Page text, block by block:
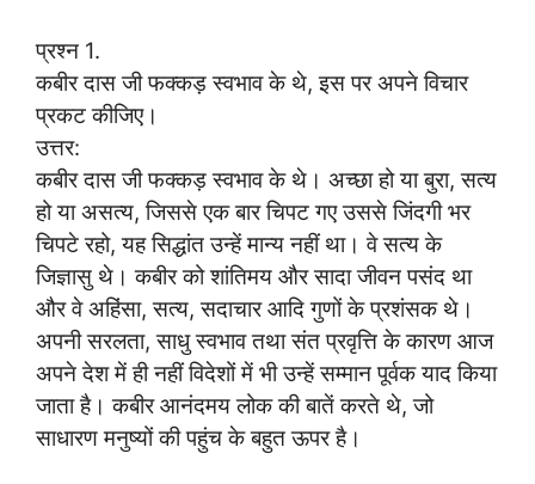
प्रश्न 1.
कबीर दास जी फक्कड़ स्वभाव के थे, इस पर अपने विचार
प्रकट कीजिए।
उत्तर:
कबीर दास जी फक्कड़ स्वभाव के थे। अच्छा हो या बुरा, सत्य
हो या असत्य, जिससे एक बार चिपट गए उससे जिंदगी भर
चिपटे रहो, यह सिद्धांत उन्हें मान्य नहीं था। वे सत्य के
जिज्ञासु थे। कबीर को शांतिमय और सादा जीवन पसंद था
और वे अहिंसा, सत्य, सदाचार आदि गुणों के प्रशंसक थे।
अपनी सरलता, साधु स्वभाव तथा संत प्रवृत्ति के कारण आज
अपने देश में ही नहीं विदेशों में भी उन्हें सम्मान पूर्वक याद किया
जाता है। कबीर आनंदमय लोक की बातें करते थे, जो
साधारण मनुष्यों की पहुंच के बहुत ऊपर है।